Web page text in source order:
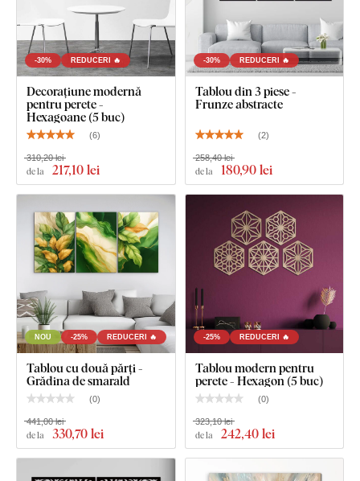
Puteți alege dintre 12 decorațiuni
cu lac semi-mat, care
creșterezistența la zgârieturi obișnuite.Grosimeade
conferă produsuluiefect 3D
cu umbrire delicată, astfel încât pe
perete arată curat și elegant – spre deosebire de autocolantele
subțiri din hârtie.
Placa respectăstandardul european de emisii E1– este
sigură,potrivită pentru interior (inclusiv camera copiilor).
Ce este inclus în pachet?
Tablou geometric - Triunghiuri
-30% REDUCERI 🔥
Decorațiune modernă
pentru perete -
Hexagoane (5 buc)
(6)
de la 217,10 lei
310,20 lei
-30% REDUCERI 🔥
Tablou din 3 piese -
Frunze abstracte
(2)
de la 180,90 lei
258,40 lei
NOU -25% REDUCERI 🔥
Tablou cu două părți -
Grădina de smarald
(0)
de la 330,70 lei
441,00 lei
-25% REDUCERI 🔥
Tablou modern pentru
perete - Hexagon (5 buc)
(0)
de la 242,40 lei
323,10 lei